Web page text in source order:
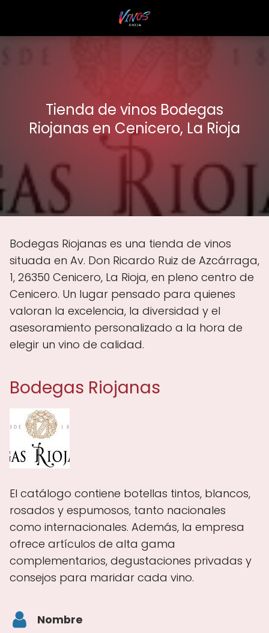
Tienda de vinos Bodegas
Riojanas en Cenicero, La Rioja
Bodegas Riojanas es una tienda de vinos
situada en Av. Don Ricardo Ruiz de Azcárraga,
1, 26350 Cenicero, La Rioja, en pleno centro de
Cenicero. Un lugar pensado para quienes
valoran la excelencia, la diversidad y el
asesoramiento personalizado a la hora de
elegir un vino de calidad.
Bodegas Riojanas
El catálogo contiene botellas tintos, blancos,
rosados y espumosos, tanto nacionales
como internacionales. Además, la empresa
ofrece artículos de alta gama
complementarios, degustaciones privadas y
consejos para maridar cada vino.
Nombre